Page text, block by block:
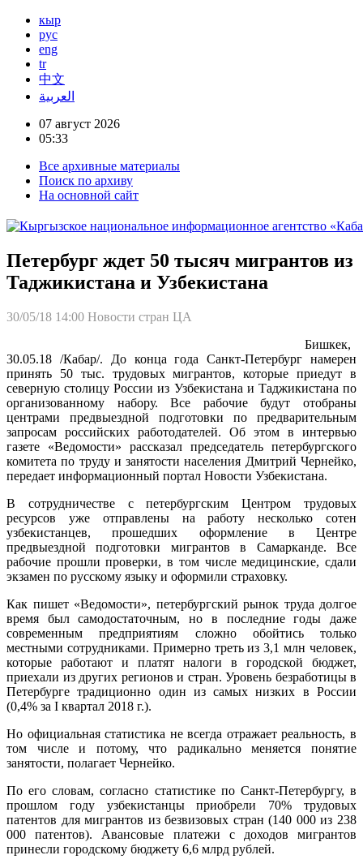
кыр
рус
eng
tr
中文
العربية
07 август 2026
05:33
Все архивные материалы
Поиск по архиву
На основной сайт
Петербург ждет 50 тысяч мигрантов из
Таджикистана и Узбекистана
30/05/18 14:00 Новости стран ЦА
Бишкек,
30.05.18 /Кабар/. До конца года Санкт-Петербург намерен
принять 50 тыс. трудовых мигрантов, которые приедут в
северную столицу России из Узбекистана и Таджикистана по
организованному набору. Все рабочие будут отобраны
центрами предвыездной подготовки по предварительным
запросам российских работодателей. Об этом в интервью
газете «Ведомости» рассказал председатель петербургского
комитета по труду и занятости населения Дмитрий Чернейко,
передает информационный портал Новости Узбекистана.
В сотрудничестве с петербургским Центром трудовых
ресурсов уже отправлены на работу несколько сотен
узбекистанцев, прошедших оформление в Центре
предвыездной подготовки мигрантов в Самарканде. Все
рабочие прошли проверки, в том числе медицинские, сдали
экзамен по русскому языку и оформили страховку.
Как пишет «Ведомости», петербургский рынок труда долгое
время был самодостаточным, но в последние годы даже
современным предприятиям сложно обойтись только
местными сотрудниками. Примерно треть из 3,1 млн человек,
которые работают и платят налоги в городской бюджет,
приехали из других регионов и стран. Уровень безработицы в
Петербурге традиционно один из самых низких в России
(0,4% за I квартал 2018 г.).
Но официальная статистика не всегда отражает реальность, в
том числе и потому, что радикально меняется понятие
занятости, полагает Чернейко.
По его словам, согласно статистике по Санкт-Петербургу, в
прошлом году узбекистанцы приобрели 70% трудовых
патентов для мигрантов из безвизовых стран (140 000 из 238
000 патентов). Авансовые платежи с доходов мигрантов
принесли городскому бюджету 6,6 млрд рублей.